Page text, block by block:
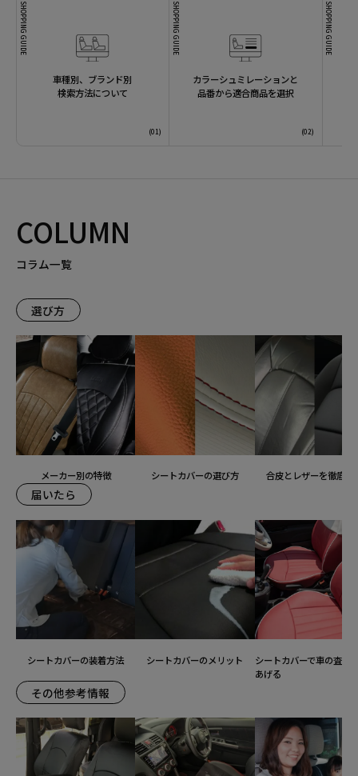
SHOPPING GUIDE
車種別、ブランド別
検索方法について
SHOPPING GUIDE
カラーシュミレーションと
品番から適合商品を選択
SHOPPING GUIDE
COLUMN
コラム一覧
選び方
メーカー別の特徴 シートカバーの選び方 合皮とレザーを徹底比
届いたら
シートカバーの装着方法 シートカバーのメリット
シートカバーで車の査定
あげる
その他参考情報